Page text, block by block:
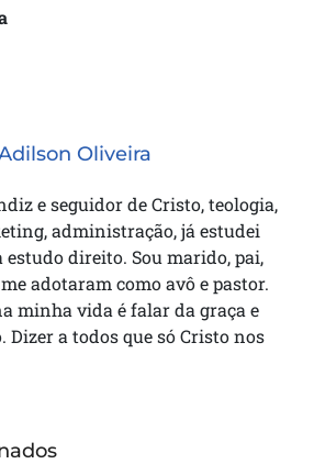
Oliveira
e seguidor de Cristo, teologia,
administração, já estudei
estudo direito. Sou marido, pai,
adotaram como avô e pastor.
minha vida é falar da graça e
Dizer a todos que só Cristo nos